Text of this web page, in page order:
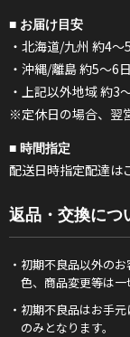
■ お届け目安
・北海道/九州 約4～
・沖縄/離島 約5～6日
・上記以外地域 約3
※定休日の場合、翌
■ 時間指定
配送日時指定配達は
返品・交換につ
・初期不良品以外の
色、商品変更等は一
・初期不良品はお手
のみとなります。